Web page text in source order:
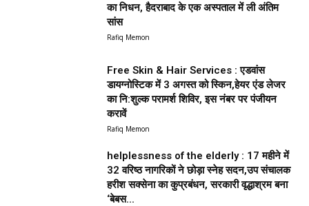
का निधन, हैदराबाद के एक अस्पताल में ली अंतिम
सांस
Rafiq Memon
Free Skin & Hair Services : एडवांस
डायग्नोस्टिक में 3 अगस्त को स्किन,हेयर एंड लेजर
का नि:शुल्क परामर्श शिविर, इस नंबर पर पंजीयन
करावें
Rafiq Memon
helplessness of the elderly : 17 महीने में
32 वरिष्ठ नागरिकों ने छोड़ा स्नेह सदन,उप संचालक
हरीश सक्सेना का कुप्रबंधन, सरकारी वृद्धाश्रम बना
‘बेबस...